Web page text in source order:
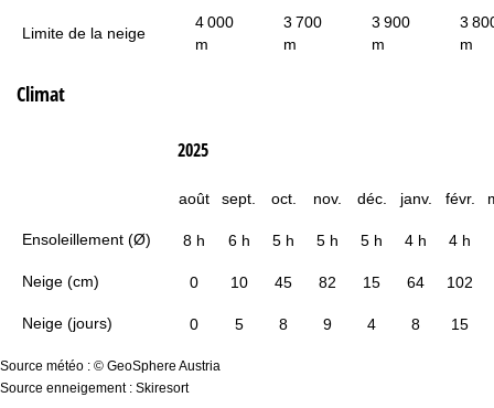
Limite de la neige
4 000
m
3 700
m
3 900
m
3
m
Climat
Ensoleillement (Ø)
Neige (cm)
Neige (jours)
2025
août sept. oct. nov. déc. janv. févr.
8 h 6 h 5 h 5 h 5 h 4 h 4 h
0 10 45 82 15 64 102
0 5 8 9 4 8 15
Source météo : © GeoSphere Austria
Source enneigement : Skiresort